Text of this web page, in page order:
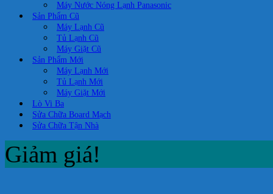
Máy Nước Nóng Lạnh Panasonic
Sản Phẩm Cũ
Máy Lạnh Cũ
Tủ Lạnh Cũ
Máy Giặt Cũ
Sản Phẩm Mới
Máy Lạnh Mới
Tủ Lạnh Mới
Máy Giặt Mới
Lò Vi Ba
Sửa Chữa Board Mạch
Sửa Chữa Tận Nhà
Giảm giá!